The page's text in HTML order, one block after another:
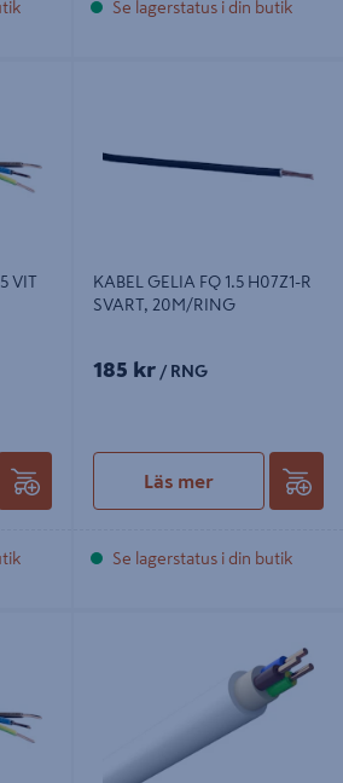
Se lagerstatus i din butik
VIT
KABEL GELIA FQ 1.5 H07Z1-R
SVART, 20M/RING
185 kr / RNG
Läs mer
Se lagerstatus i din butik